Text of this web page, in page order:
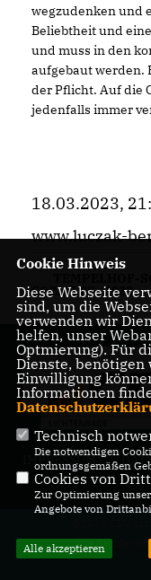
wegzudenken und
Beliebtheit und
und muss in den
aufgebaut werden.
der Pflicht. Auf die
jedenfalls immer
18.03.2023,
www.luczak-
SOZIALES,2023
IMPRESSUM
Alle Rechte
Cookie Hinweis
Diese Webseite
sind, um die
verwenden wir
helfen, unser
Optmierung). Für
Dienste,
Einwilligung
Informationen
Technisch
Die notwendigen
ordnungsgemäßen
Cookies von
Zur Optimierung
Angebote von
Alle akzeptieren